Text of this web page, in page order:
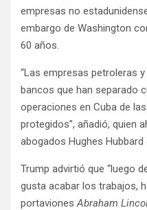
empresas no
embargo de Washington
60 años.
“Las empresas petroleras
bancos que han separado
operaciones en Cuba de
protegidos”, añadió, quien
abogados Hughes Hubbard
Trump advirtió que “luego
gusta acabar los trabajos,
portavionesAbraham